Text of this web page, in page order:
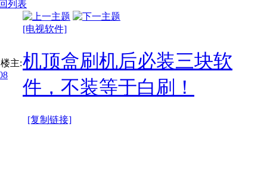
列表
楼主:
[电视软件]
机顶盒刷机后必装三块软
件，不装等于白刷！
[复制链接]